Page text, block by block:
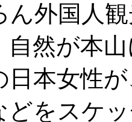
ん外国人
自然が本
日本女性
どをスケ